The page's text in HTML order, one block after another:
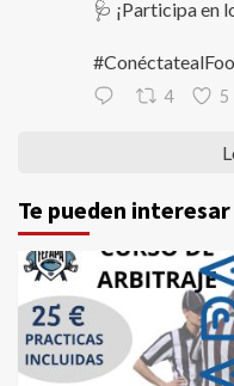
🩺 ¡Participa en
4 5
Te pueden interesar